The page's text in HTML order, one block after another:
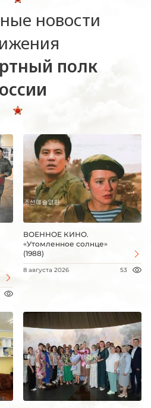
новости
полк
ВОЕННОЕ КИНО.
«Утомленное солнце»
(1988)
8 августа 2026 53